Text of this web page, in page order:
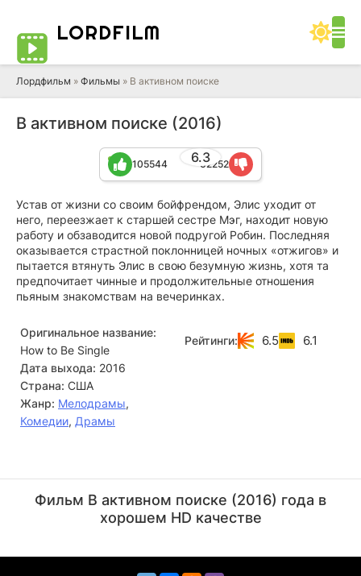
LORDFILM
Лордфильм » Фильмы » В активном поиске
В активном поиске (2016)
6.3
105544 62252
Устав от жизни со своим бойфрендом, Элис уходит от
него, переезжает к старшей сестре Мэг, находит новую
работу и обзаводится новой подругой Робин. Последняя
оказывается страстной поклонницей ночных «отжигов» и
пытается втянуть Элис в свою безумную жизнь, хотя та
предпочитает чинные и продолжительные отношения
пьяным знакомствам на вечеринках.
Оригинальное название:
How to Be Single
Дата выхода: 2016
Страна: США
Жанр: Мелодрамы,
Комедии, Драмы
Рейтинги: 6.5 6.1
(Bachelorette, в...)
(Central Park Pe...)
Фильм В активном поиске (2016) года в
хорошем HD качестве